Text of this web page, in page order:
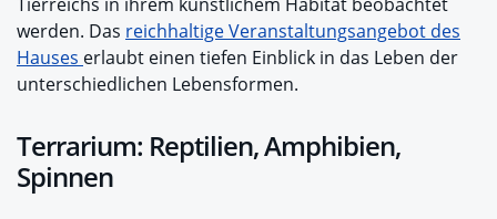
werden. Das reichhaltige Veranstaltungsangebot des
Hauses erlaubt einen tiefen Einblick in das Leben der
unterschiedlichen Lebensformen.
Terrarium: Reptilien, Amphibien,
Spinnen